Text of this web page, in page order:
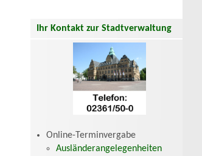
Ihr Kontakt zur Stadtverwaltung
Online-Terminvergabe
Ausländerangelegenheiten